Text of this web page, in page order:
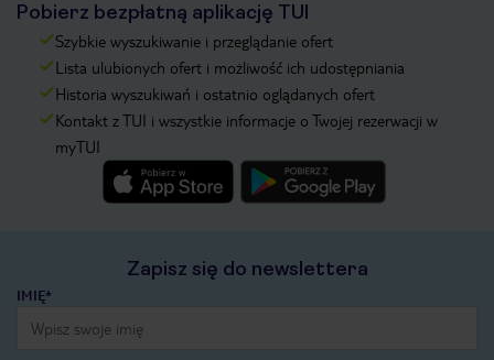
Pobierz bezpłatną aplikację TUI
Szybkie wyszukiwanie i przeglądanie ofert
Lista ulubionych ofert i możliwość ich udostępniania
Historia wyszukiwań i ostatnio oglądanych ofert
Kontakt z TUI i wszystkie informacje o Twojej rezerwacji w
myTUI
Zapisz się do newslettera
IMIĘ*